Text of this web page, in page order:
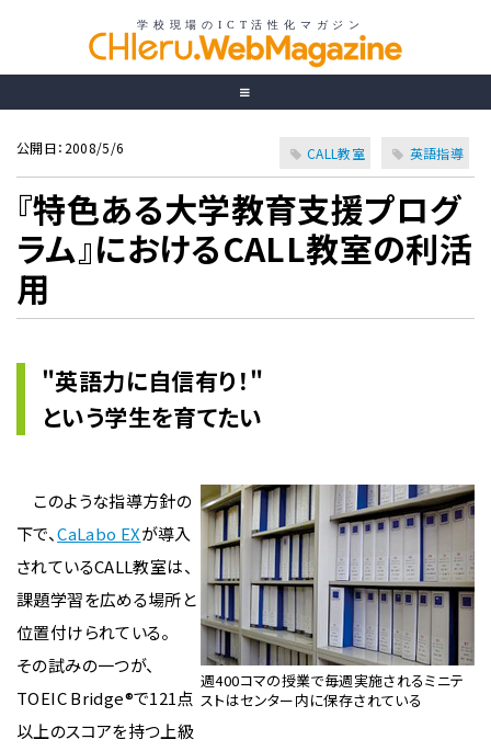
公開日：2008/5/6 CALL教室 英語指導
『特色ある大学教育支援プログ
ラム』におけるCALL教室の利活
用
"英語力に自信有り！"
という学生を育てたい
週400コマの授業で毎週実施されるミニテ
ストはセンター内に保存されている
このような指導方針の
下で、CaLabo EXが導入
されているCALL教室は、
課題学習を広める場所と
位置付けられている。
その試みの一つが、
TOEIC Bridge®で121点
以上のスコアを持つ上級